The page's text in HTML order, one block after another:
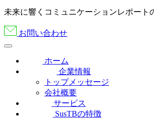
未来に響くコミュニケーションレポート
お問い合わせ
ホーム
企業情報
トップメッセージ
会社概要
サービス
SusTBの特徴